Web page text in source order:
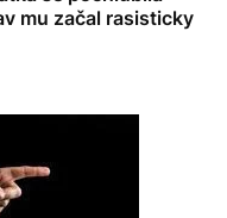
mu začal rasisticky